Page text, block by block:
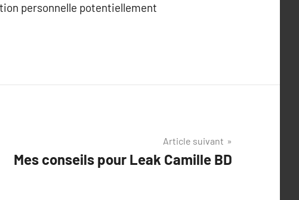
personnelle potentiellement
Article suivant
Mes conseils pour Leak Camille BD